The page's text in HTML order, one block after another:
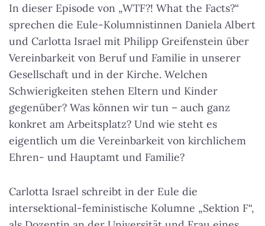
In dieser Episode von „WTF?! What the Facts?“
sprechen die Eule-Kolumnistinnen Daniela Albert
und Carlotta Israel mit Philipp Greifenstein über
Vereinbarkeit von Beruf und Familie in unserer
Gesellschaft und in der Kirche. Welchen
Schwierigkeiten stehen Eltern und Kinder
gegenüber? Was können wir tun – auch ganz
konkret am Arbeitsplatz? Und wie steht es
eigentlich um die Vereinbarkeit von kirchlichem
Ehren- und Hauptamt und Familie?
Carlotta Israel schreibt in der Eule die
intersektional-feministische Kolumne „Sektion F“,